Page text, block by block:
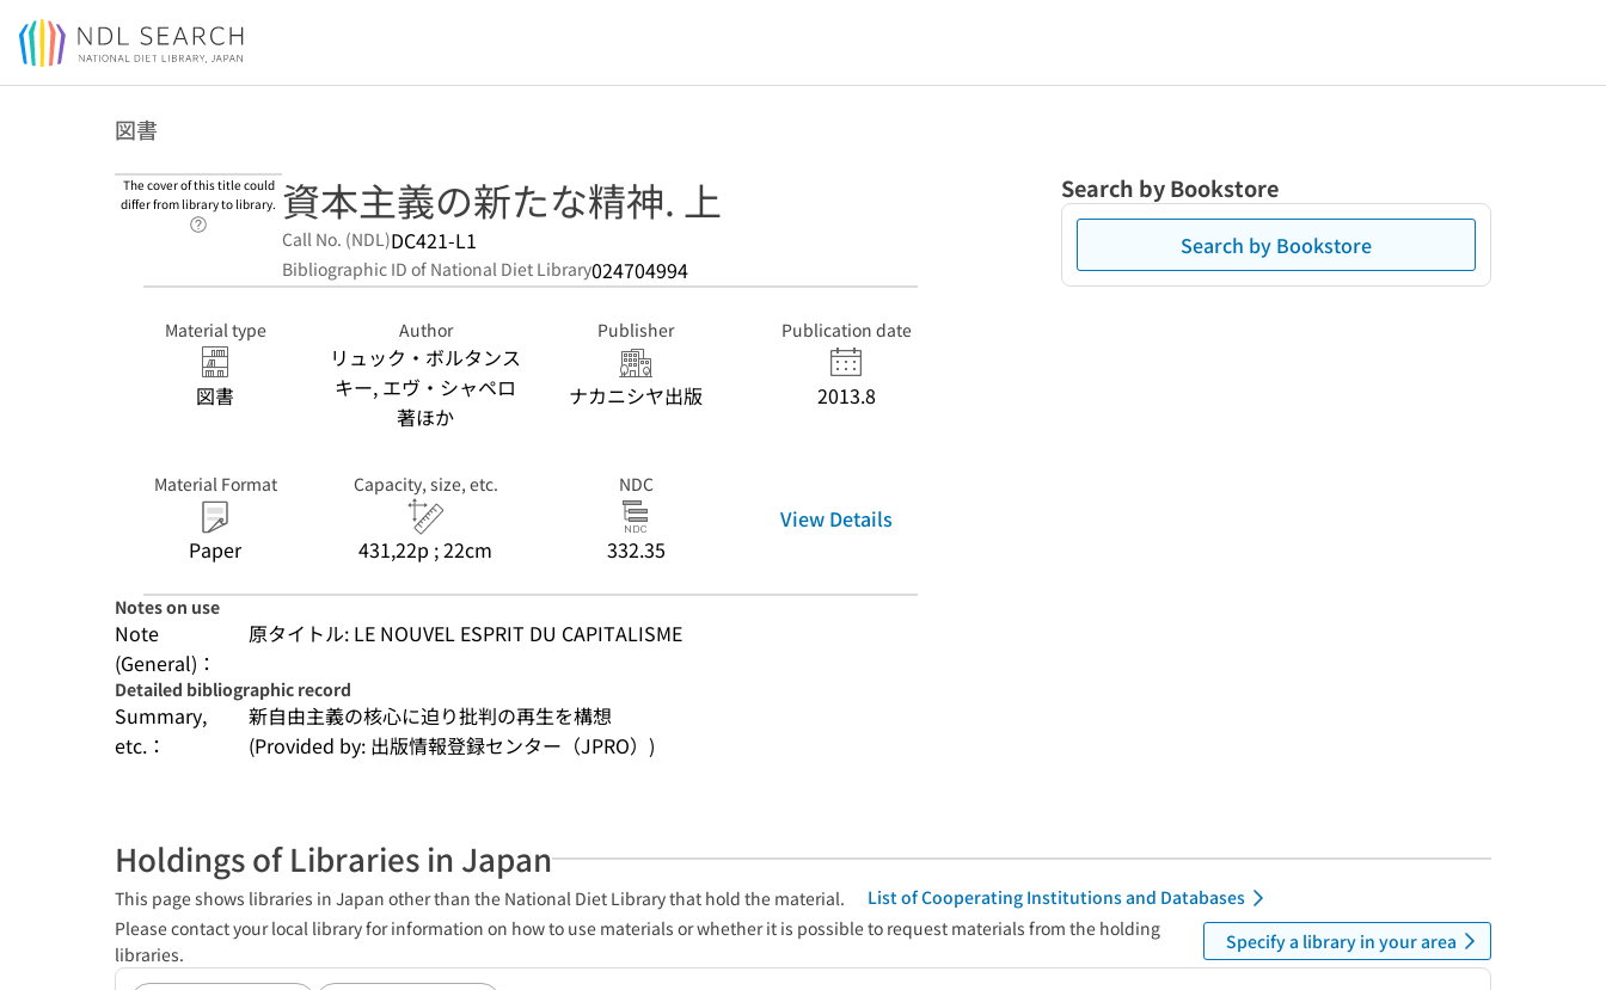
Jump to main content
図書
The cover of this title could
differ from library to library.
Link to Help Page
資本主義の新たな精神. 上
Call No. (NDL)DC421-L1
Bibliographic ID of National Diet Library024704994
Material type
図書
Author
リュック・ボルタンス
キー, エヴ・シャペロ
著ほか
Publisher
ナカニシヤ出版
Publication date
2013.8
Material Format
Paper
Capacity, size, etc.
431,22p ; 22cm
NDC
332.35
View Details
Notes on use
Note
(General)：
原タイトル: LE NOUVEL ESPRIT DU CAPITALISME
Detailed bibliographic record
Summary,
etc.：
新自由主義の核心に迫り批判の再生を構想
(Provided by: 出版情報登録センター（JPRO）)
Search by Bookstore
Search by Bookstore
Holdings of Libraries in Japan
This page shows libraries in Japan other than the National Diet Library that hold the material.
List of Cooperating Institutions and Databases
Please contact your local library for information on how to use materials or whether it is possible to request materials from the holding
libraries.
Specify a library in your area